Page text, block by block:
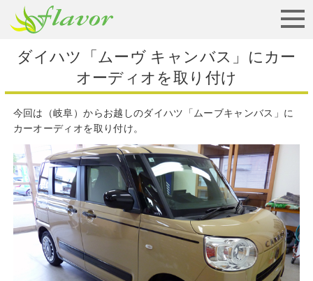
ダイハツ「ムーヴ キャンバス」にカー
オーディオを取り付け
今回は（岐阜）からお越しのダイハツ「ムーブキャンバス」に
カーオーディオを取り付け。